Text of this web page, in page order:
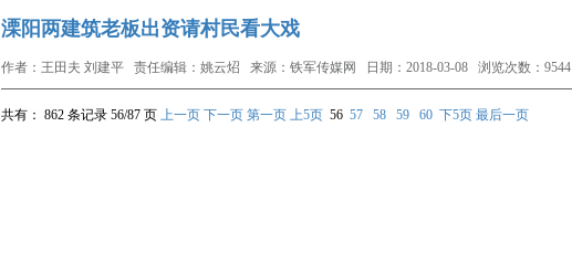
溧阳两建筑老板出资请村民看大戏
作者：王田夫 刘建平 责任编辑：姚云炤 来源：铁军传媒网 日期：2018-03-08 浏览次数：9544
共有： 862 条记录 56/87 页 上一页 下一页 第一页 上5页 56 57 58 59 60 下5页 最后一页